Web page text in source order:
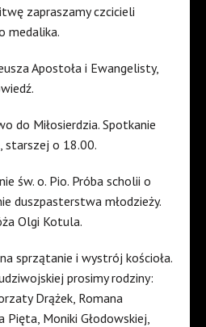
zapraszamy czcicieli
medalika.
Apostoła i Ewangelisty,
do Miłosierdzia. Spotkanie
starszej o 18.00.
św. o. Pio. Próba scholii o
duszpasterstwa młodzieży.
Olgi Kotula.
sprzątanie i wystrój kościoła.
prosimy rodziny:
Drążek, Romana
Pięta, Moniki Głodowskiej,